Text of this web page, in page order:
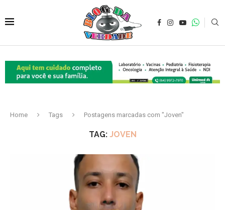
Home Tags Postagens marcadas com "Joven"
TAG: JOVEN